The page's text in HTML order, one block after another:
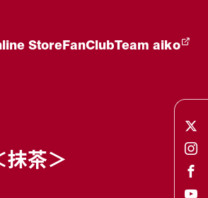
StoreFanClubTeam aiko
抹茶＞